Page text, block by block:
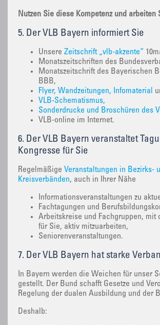
Nutzen Sie diese Kompetenz und arbeiten
5. Der VLB Bayern informiert Sie
Unsere Zeitschrift „vlb-akzente“
Monatszeitschriften des
Monatszeitschrift des Bayerischen
BBB,
Flyer, Wandzeitungen, Infomaterial
VLB-Schematismus,
Sonderdrucke und Broschüren des
VLB-online im Internet.
6. Der VLB Bayern veranstaltet
Kongresse für Sie
Regelmäßige Veranstaltungen in Bezirks-
Kreisverbänden, auch in Ihrer Nähe
Informationsveranstaltungen zu
Fachtagungen und
Arbeitskreise und Fachgruppen, mit
für Sie, aktiv mitzuarbeiten,
Seniorenveranstaltungen.
7. Der VLB Bayern hat starke
In Bayern werden die Weichen für unser
gestellt. Der Bund schafft Gesetze und
Regelung der dualen Ausbildung und der
Deshalb: